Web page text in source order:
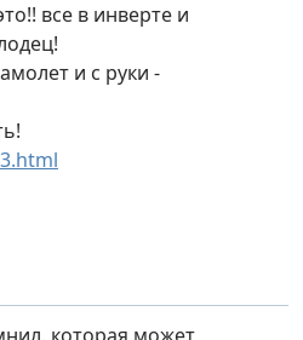
все в инверте и
и с руки -